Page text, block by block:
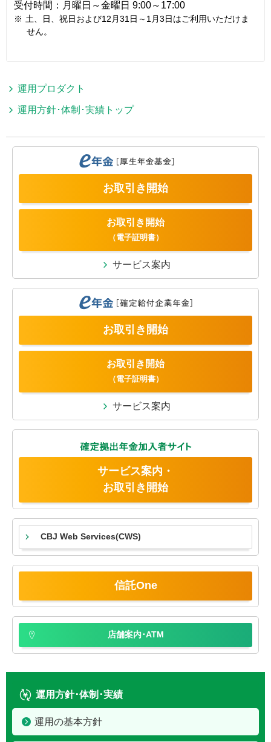
受付時間：月曜日～金曜日 9:00～17:00
※ 土、日、祝日および12月31日～1月3日はご利用いただけま
せん。
運用プロダクト
運用方針･体制･実績トップ
お取引き開始
お取引き開始
（電子証明書）
サービス案内
お取引き開始
お取引き開始
（電子証明書）
サービス案内
サービス案内・
お取引き開始
CBJ Web Services(CWS)
信託One
店舗案内･ATM
運用方針･体制･実績
運用の基本方針